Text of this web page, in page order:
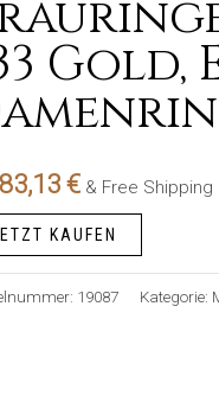
Gold,
€ & Free Shipping
KAUFEN
19087 Kategorie: